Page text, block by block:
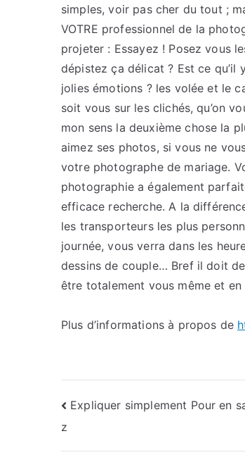
simples, voir pas cher du tout ;
VOTRE professionnel de la
projeter : Essayez ! Posez vous
dépistez ça délicat ? Est ce
jolies émotions ? les volée et le
soit vous sur les clichés, qu’on
mon sens la deuxième chose la
aimez ses photos, si vous ne
votre photographe de mariage.
photographie a également
efficace recherche. A la
les transporteurs les plus
journée, vous verra dans les
dessins de couple… Bref il doit
être totalement vous même et en
Plus d’informations à propos de
Navigation
de
Expliquer simplement Pour en
z